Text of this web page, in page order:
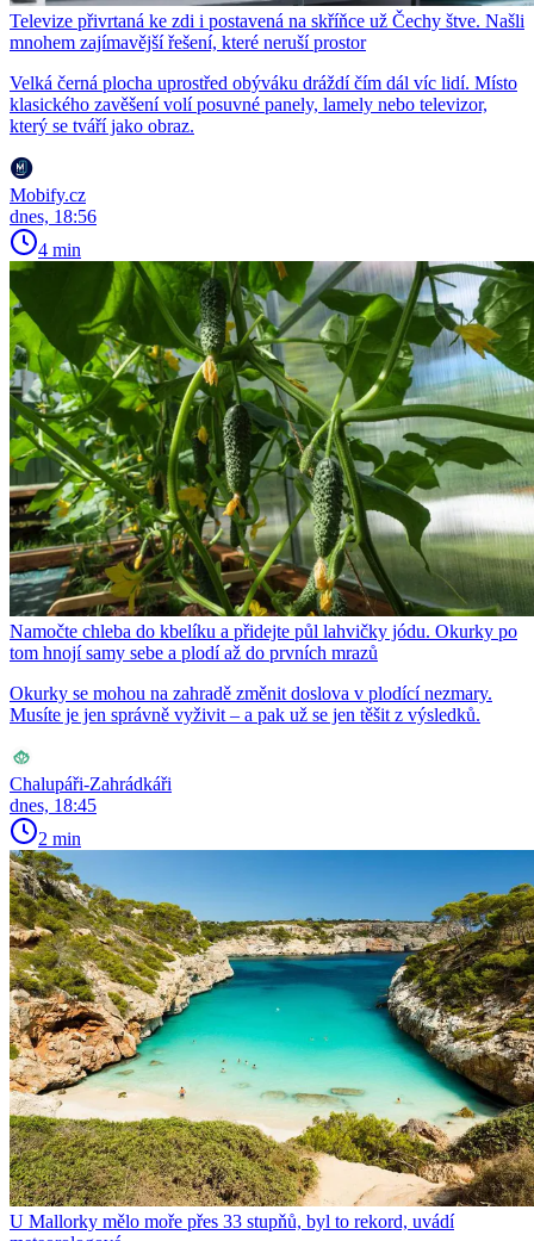
Televize přivrtaná ke zdi i postavená na skříňce už Čechy štve. Našli
mnohem zajímavější řešení, které neruší prostor
Velká černá plocha uprostřed obýváku dráždí čím dál víc lidí. Místo
klasického zavěšení volí posuvné panely, lamely nebo televizor,
který se tváří jako obraz.
Mobify.cz
dnes, 18:56
4 min
Namočte chleba do kbelíku a přidejte půl lahvičky jódu. Okurky po
tom hnojí samy sebe a plodí až do prvních mrazů
Okurky se mohou na zahradě změnit doslova v plodící nezmary.
Musíte je jen správně vyživit – a pak už se jen těšit z výsledků.
Chalupáři-Zahrádkáři
dnes, 18:45
2 min
U Mallorky mělo moře přes 33 stupňů, byl to rekord, uvádí